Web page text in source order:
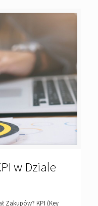
w Dziale
Zakupów? KPI (Key